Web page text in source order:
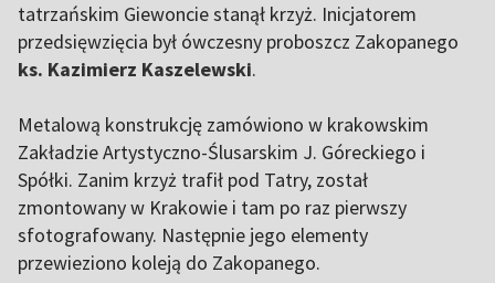
tatrzańskim Giewoncie stanął krzyż. Inicjatorem
przedsięwzięcia był ówczesny proboszcz Zakopanego
ks. Kazimierz Kaszelewski.
Metalową konstrukcję zamówiono w krakowskim
Zakładzie Artystyczno-Ślusarskim J. Góreckiego i
Spółki. Zanim krzyż trafił pod Tatry, został
zmontowany w Krakowie i tam po raz pierwszy
sfotografowany. Następnie jego elementy
przewieziono koleją do Zakopanego.